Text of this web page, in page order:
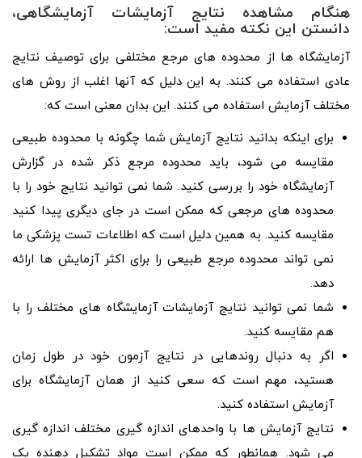
هنگام مشاهده نتایج آزمایشات آزمایشگاهی،
دانستن این نکته مفید است:
آزمایشگاه ها از محدوده های مرجع مختلفی برای توصیف نتایج
عادی استفاده می کنند. به این دلیل که آنها اغلب از روش های
مختلف آزمایش استفاده می کنند. این بدان معنی است که:
برای اینکه بدانید نتایج آزمایش شما چگونه با محدوده طبیعی
مقایسه می شود، باید محدوده مرجع ذکر شده در گزارش
آزمایشگاه خود را بررسی کنید. شما نمی توانید نتایج خود را با
محدوده های مرجعی که ممکن است در جای دیگری پیدا کنید
مقایسه کنید. به همین دلیل است که اطلاعات تست پزشکی ما
نمی تواند محدوده مرجع طبیعی را برای اکثر آزمایش ها ارائه
دهد.
شما نمی توانید نتایج آزمایشات آزمایشگاه های مختلف را با
هم مقایسه کنید.
اگر به دنبال روندهایی در نتایج آزمون خود در طول زمان
هستید، مهم است که سعی کنید از همان آزمایشگاه برای
آزمایش استفاده کنید.
نتایج آزمایش ها با واحدهای اندازه گیری مختلف اندازه گیری
می شود. همانطور که ممکن است مواد تشکیل دهنده یک